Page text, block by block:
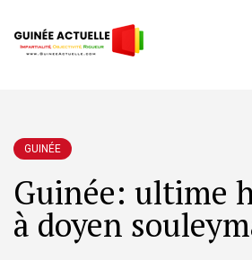
GUINÉE
Guinée: ultime
à doyen